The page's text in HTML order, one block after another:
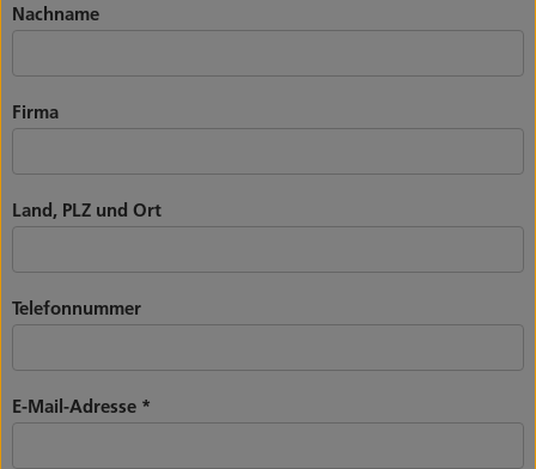
Nachname
Firma
Land, PLZ und Ort
Telefonnummer
E-Mail-Adresse *